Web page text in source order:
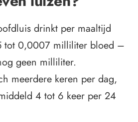
drinkt per maaltijd
tot 0,0007 milliliter bloed –
geen milliliter.
meerdere keren per dag,
4 tot 6 keer per 24